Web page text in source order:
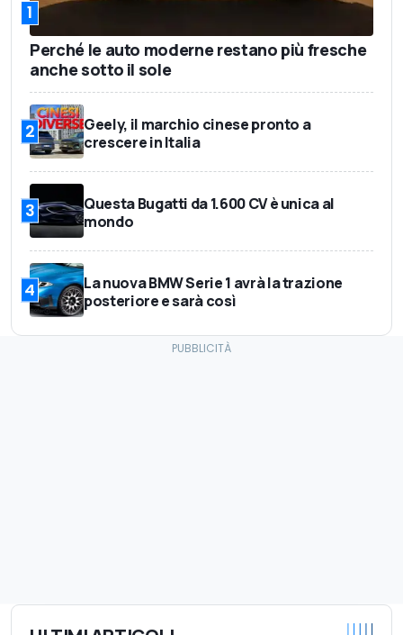
1
Perché le auto moderne restano più fresche
anche sotto il sole
2
Geely, il marchio cinese pronto a
crescere in Italia
3
Questa Bugatti da 1.600 CV è unica al
mondo
4
La nuova BMW Serie 1 avrà la trazione
posteriore e sarà così